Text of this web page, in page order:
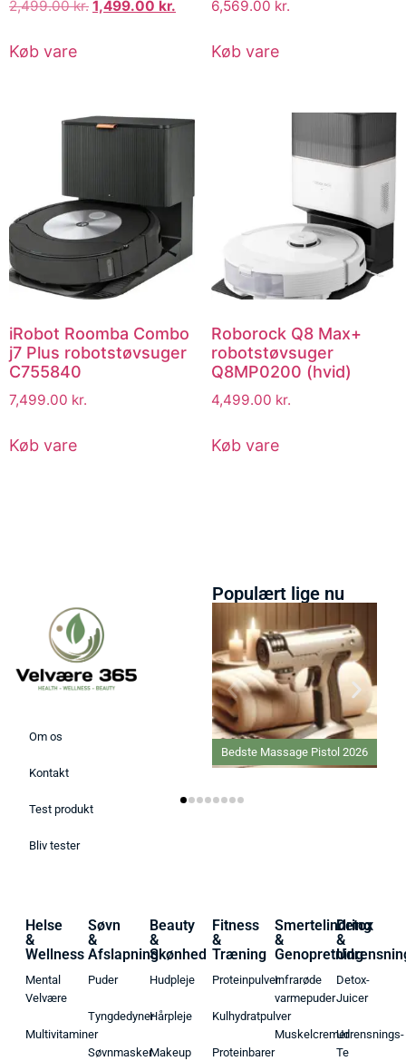
2,499.00kr. 1,499.00 kr.
Køb vare
6,569.00 kr.
Køb vare
iRobot Roomba Combo
j7 Plus robotstøvsuger
C755840
7,499.00 kr.
Køb vare
Roborock Q8 Max+
robotstøvsuger
Q8MP0200 (hvid)
4,499.00 kr.
Køb vare
Om os
Kontakt
Test produkt
Bliv tester
Populært lige nu
Bedste Massage Pistol 2026
Helse
&
Wellness
Mental
Velvære
Multivitaminer
Søvn
&
Afslapning
Puder
Tyngdedyner
Søvnmasker
Beauty
&
Skønhed
Hudpleje
Hårpleje
Makeup
Fitness
&
Træning
Proteinpulver
Kulhydratpulver
Proteinbarer
Smertelindring
&
Genopretning
Infrarøde
varmepuder
Muskelcremer
Detox
&
Detox-
Juicer
Udrensnings-
Te